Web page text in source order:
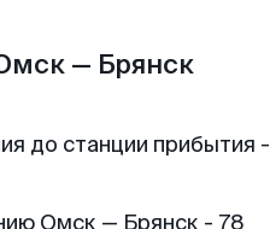
— Брянск
до станции прибытия -
Омск — Брянск - 78